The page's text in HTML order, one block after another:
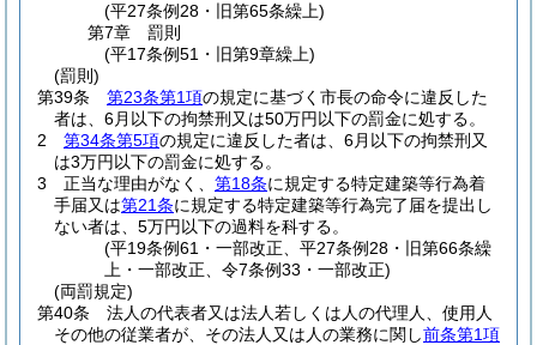
(平27条例28・旧第65条繰上)
第7章
罰則
(平17条例51・旧第9章繰上)
(罰則)
第39条
第23条第1項の規定に基づく市長の命令に違反した
者は、6月以下の拘禁刑又は50万円以下の罰金に処する。
2
第34条第5項の規定に違反した者は、6月以下の拘禁刑又
は3万円以下の罰金に処する。
3
正当な理由がなく、 第18条に規定する特定建築等行為着
手届又は第21条に規定する特定建築等行為完了届を提出し
ない者は、5万円以下の過料を科する。
(平19条例61・一部改正、平27条例28・旧第66条繰
上・一部改正、令7条例33・一部改正)
(両罰規定)
第40条
法人の代表者又は法人若しくは人の代理人、使用人
その他の従業者が、その法人又は人の業務に関し前条第1項